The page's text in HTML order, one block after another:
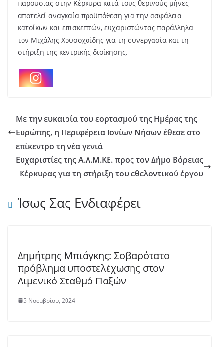
παρουσίας στην Κέρκυρα κατά τους θερινούς μήνες
αποτελεί αναγκαία προϋπόθεση για την ασφάλεια
κατοίκων και επισκεπτών, ευχαριστώντας παράλληλα
τον Μιχάλης Χρυσοχοΐδης για τη συνεργασία και τη
στήριξη της κεντρικής διοίκησης.
Με την ευκαιρία του εορτασμού της Ημέρας της
Ευρώπης, η Περιφέρεια Ιονίων Νήσων έθεσε στο
επίκεντρο τη νέα γενιά
Ευχαριστίες της Α.Λ.Μ.ΚΕ. προς τον Δήμο Βόρειας
Κέρκυρας για τη στήριξη του εθελοντικού έργου
Ίσως Σας Ενδιαφέρει
Δημήτρης Μπιάγκης: Σοβαρότατο
πρόβλημα υποστελέχωσης στον
Λιμενικό Σταθμό Παξών
5 Νοεμβρίου, 2024